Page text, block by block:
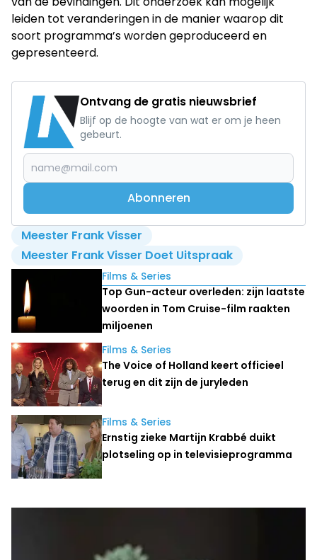
leiden tot veranderingen in de manier waarop dit
soort programma’s worden geproduceerd en
gepresenteerd.
Ontvang de gratis nieuwsbrief
Blijf op de hoogte van wat er om je heen
gebeurt.
Abonneren
Meester Frank Visser
Meester Frank Visser Doet Uitspraak
Lees ook
Films & Series
Top Gun-acteur overleden: zijn laatste
woorden in Tom Cruise-film raakten
miljoenen
Films & Series
The Voice of Holland keert officieel
terug en dit zijn de juryleden
Films & Series
Ernstig zieke Martijn Krabbé duikt
plotseling op in televisieprogramma
Laatste nieuws